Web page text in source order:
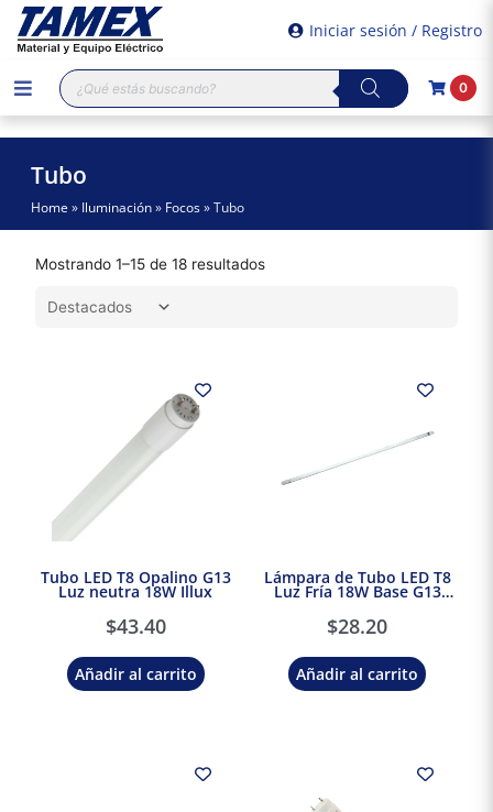
Iniciar sesión / Registro
Búsqueda
de
productos
0
Tubo
Home » Iluminación » Focos »Tubo
Mostrando 1–15 de 18 resultados
Tubo LED T8 Opalino G13
Luz neutra 18W Illux
$43.40
Añadir al carrito
Lámpara de Tubo LED T8
Luz Fría 18W Base G13
$28.20
Añadir al carrito